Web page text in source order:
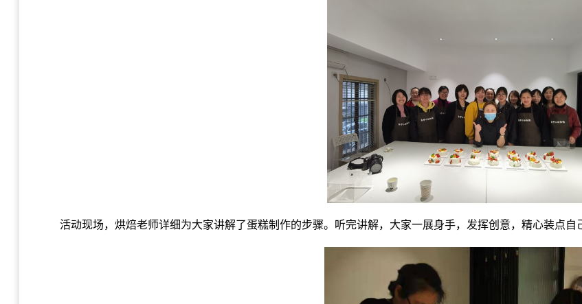
活动现场，烘焙老师详细为大家讲解了蛋糕制作的步骤。听完讲解，大家一展身手，发挥创意，精心装点自